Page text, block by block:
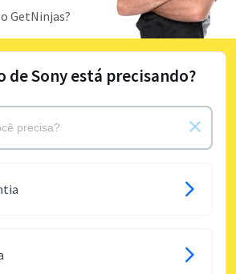
GetNinjas?
de Sony está precisando?